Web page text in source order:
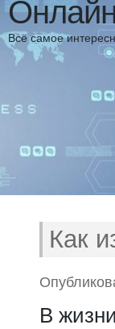
Всё самое
Как
В